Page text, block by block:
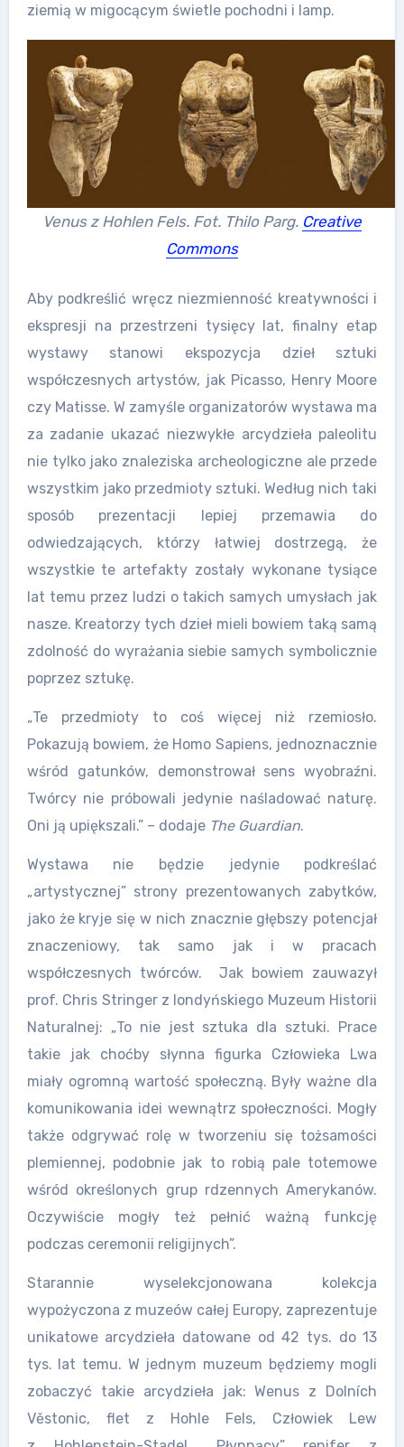
ziemią w migocącym świetle pochodni i lamp.
Venus z Hohlen Fels. Fot. Thilo Parg. Creative
Commons
Aby podkreślić wręcz niezmienność kreatywności i
ekspresji na przestrzeni tysięcy lat, finalny etap
wystawy stanowi ekspozycja dzieł sztuki
współczesnych artystów, jak Picasso, Henry Moore
czy Matisse. W zamyśle organizatorów wystawa ma
za zadanie ukazać niezwykłe arcydzieła paleolitu
nie tylko jako znaleziska archeologiczne ale przede
wszystkim jako przedmioty sztuki. Według nich taki
sposób prezentacji lepiej przemawia do
odwiedzających, którzy łatwiej dostrzegą, że
wszystkie te artefakty zostały wykonane tysiące
lat temu przez ludzi o takich samych umysłach jak
nasze. Kreatorzy tych dzieł mieli bowiem taką samą
zdolność do wyrażania siebie samych symbolicznie
poprzez sztukę.
„Te przedmioty to coś więcej niż rzemiosło.
Pokazują bowiem, że Homo Sapiens, jednoznacznie
wśród gatunków, demonstrował sens wyobraźni.
Twórcy nie próbowali jedynie naśladować naturę.
Oni ją upiększali.” – dodaje The Guardian.
Wystawa nie będzie jedynie podkreślać
„artystycznej” strony prezentowanych zabytków,
jako że kryje się w nich znacznie głębszy potencjał
znaczeniowy, tak samo jak i w pracach
współczesnych twórców. Jak bowiem zauwazył
prof. Chris Stringer z londyńskiego Muzeum Historii
Naturalnej: „To nie jest sztuka dla sztuki. Prace
takie jak choćby słynna figurka Człowieka Lwa
miały ogromną wartość społeczną. Były ważne dla
komunikowania idei wewnątrz społeczności. Mogły
także odgrywać rolę w tworzeniu się tożsamości
plemiennej, podobnie jak to robią pale totemowe
wśród określonych grup rdzennych Amerykanów.
Oczywiście mogły też pełnić ważną funkcję
podczas ceremonii religijnych”.
Starannie wyselekcjonowana kolekcja
wypożyczona z muzeów całej Europy, zaprezentuje
unikatowe arcydzieła datowane od 42 tys. do 13
tys. lat temu. W jednym muzeum będziemy mogli
zobaczyć takie arcydzieła jak: Wenus z Dolních
Věstonic, flet z Hohle Fels, Człowiek Lew